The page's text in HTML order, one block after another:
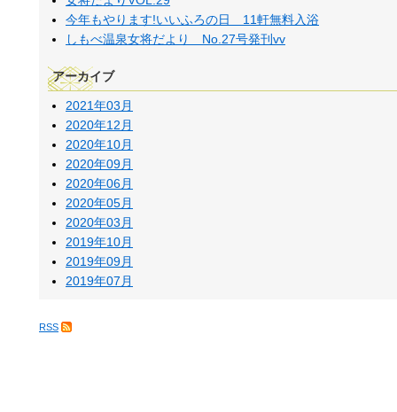
今年もやります!いいふろの日 11軒無料入浴
しもべ温泉女将だより No.27号発刊vv
アーカイブ
2021年03月
2020年12月
2020年10月
2020年09月
2020年06月
2020年05月
2020年03月
2019年10月
2019年09月
2019年07月
RSS